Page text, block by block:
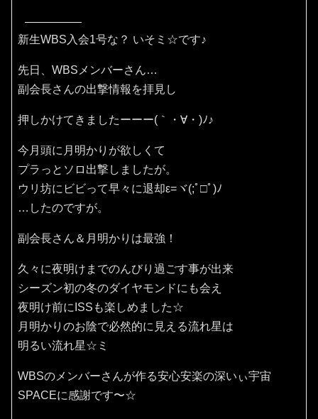
新生WBS入会1号な？ いそミ☆です♪
先日、WBSメンバーさん…
副会長さんの出撃情報を拝見し
押しかけてきましたーーー(｀・∀・)ﾉ♪
今月頭に月明かりが欲しくて
プラっとソロ出撃しましたが。
ウリ坊にビビって早々に退却ε=ヾ(;ﾟ□ﾟ)ﾉ
…したのですが。
副会長さん＆月明かりは最強！
久々に夜明けまでのんびり過ごす事が出来
シーズン初の冬のダイヤモンドにも会え
夜明け前にISSも楽しめました☆
月明かりのお陰で必然的に見える流れ星は
明るい流れ星☆ミ
WBSのメンバーさんが作る安心安楽の深いぃ宇宙
SPACEに感謝です〜☆